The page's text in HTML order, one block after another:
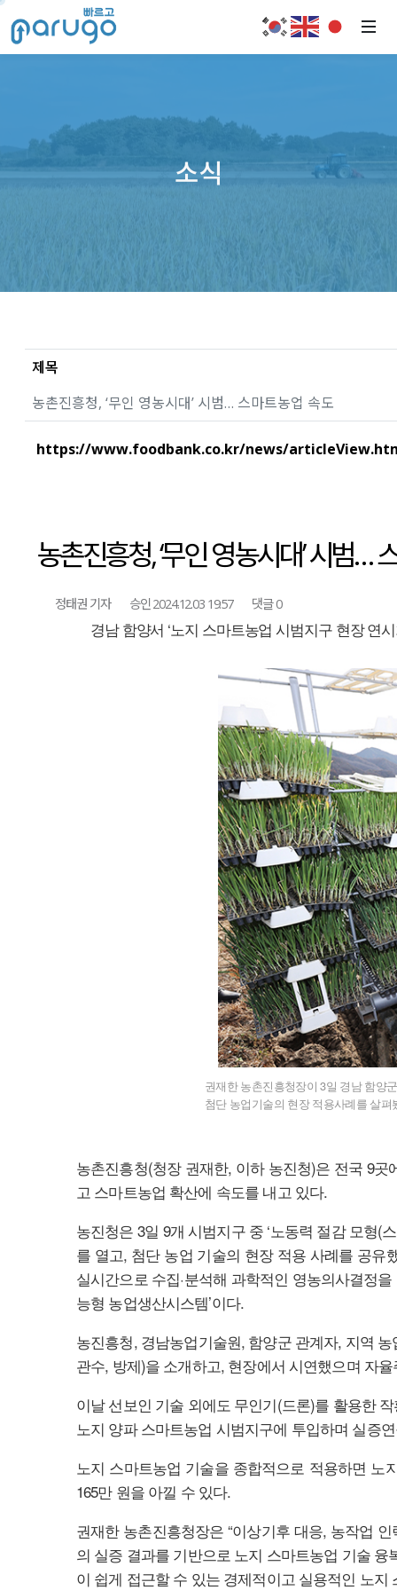
소식
제목
농촌진흥청, ‘무인 영농시대’ 시범… 스마트농업 속도
https://www.foodbank.co.kr/news/
농촌진흥청, ‘무인 영농시대’ 시범…
정태권 기자 승인 2024.12.03 19:57 댓글 0
경남 함양서 ‘노지 스마트농업 시범지구 현장 연시
권재한 농촌진흥청장이 3일 경남 함양
첨단 농업기술의 현장 적용사례를 살
농촌진흥청(청장 권재한, 이하 농진청)은 전국 9
고 스마트농업 확산에 속도를 내고 있다.
농진청은 3일 9개 시범지구 중 ‘노동력 절감 모형(
를 열고, 첨단 농업 기술의 현장 적용 사례를 공
실시간으로 수집·분석해 과학적인 영농의사결정
능형 농업생산시스템’이다.
농진흥청, 경남농업기술원, 함양군 관계자, 지역
관수, 방제)을 소개하고, 현장에서 시연했으며 자
이날 선보인 기술 외에도 무인기(드론)를 활용한
노지 양파 스마트농업 시범지구에 투입하며 실증
노지 스마트농업 기술을 종합적으로 적용하면 노
165만 원을 아낄 수 있다.
권재한 농촌진흥청장은 “이상기후 대응, 농작업
의 실증 결과를 기반으로 노지 스마트농업 기술
이 쉽게 접근할 수 있는 경제적이고 실용적인 노